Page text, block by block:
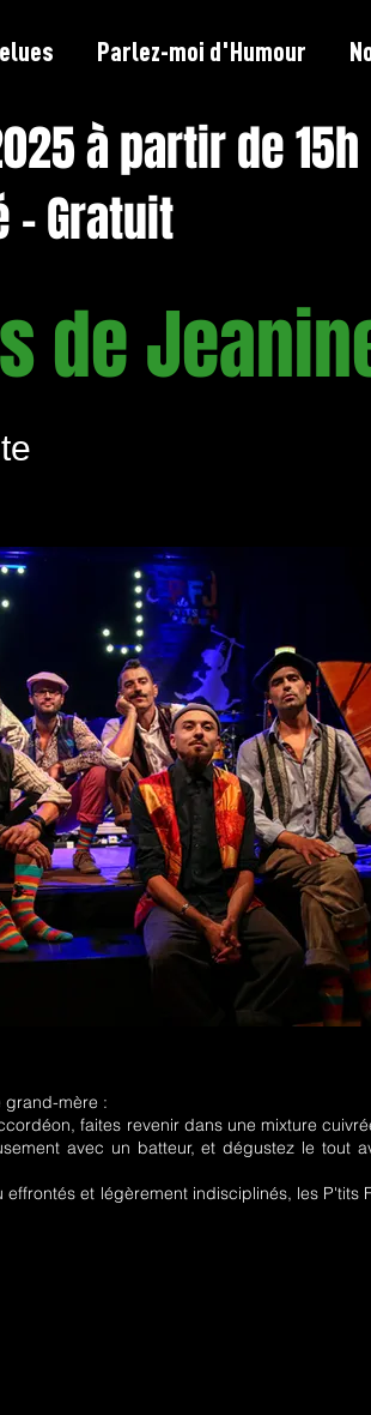
Parlez-moi d'Humour
à partir de 15h
- Gratuit
de
grand-mère :
faites revenir dans une mixture
avec un batteur, et dégustez le tout
et légèrement indisciplinés, les P'tits